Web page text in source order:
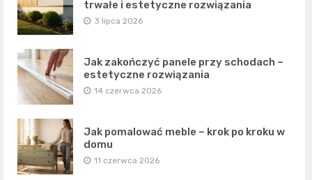
trwałe i estetyczne rozwiązania
3 lipca 2026
Jak zakończyć panele przy schodach –
estetyczne rozwiązania
14 czerwca 2026
Jak pomalować meble – krok po kroku w
domu
11 czerwca 2026